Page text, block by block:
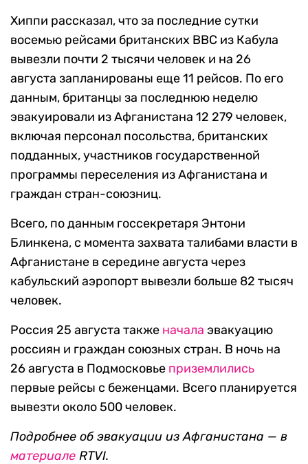
Хиппи рассказал, что за последние сутки
восемью рейсами британских ВВС из Кабула
вывезли почти 2 тысячи человек и на 26
августа запланированы еще 11 рейсов. По его
данным, британцы за последнюю неделю
эвакуировали из Афганистана 12 279 человек,
включая персонал посольства, британских
подданных, участников государственной
программы переселения из Афганистана и
граждан стран-союзниц.
Всего, по данным госсекретаря Энтони
Блинкена, с момента захвата талибами власти в
Афганистане в середине августа через
кабульский аэропорт вывезли больше 82 тысяч
человек.
Россия 25 августа также начала эвакуацию
россиян и граждан союзных стран. В ночь на
26 августа в Подмосковье приземлились
первые рейсы с беженцами. Всего планируется
вывезти около 500 человек.
Подробнее об эвакуации из Афганистана — в
материале RTVI.